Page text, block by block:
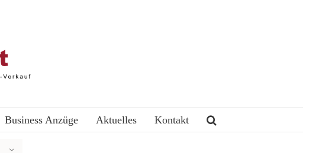
Business Anzüge Aktuelles Kontakt